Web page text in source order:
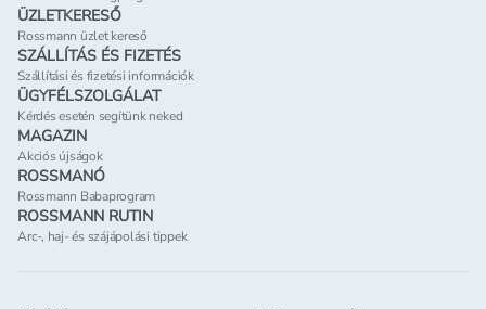
ÜZLETKERESŐ
Rossmann üzlet kereső
SZÁLLÍTÁS ÉS FIZETÉS
Szállítási és fizetési információk
ÜGYFÉLSZOLGÁLAT
Kérdés esetén segítünk neked
MAGAZIN
Akciós újságok
ROSSMANÓ
Rossmann Babaprogram
ROSSMANN RUTIN
Arc-, haj- és szájápolási tippek